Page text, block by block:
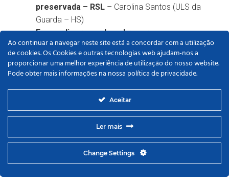
preservada – RSL – Carolina Santos (ULS da
Guarda – HS)
Ecocardiograma de sobrecarga – o seu
valor nas insuficiências mitrais– Mariana
Pinto (ULS São João – CHUSJ)
Carga de doença aterosclerótica nos
– Mariana Gomes (ESALD –
IPCB)
Variação do hematócrito e das plaquetas
em doentes submetidos a cirurgia de
– Beatriz Pereira (ESS
Ao continuar a navegar neste site está a concordar com a utilização
de cookies. Os Cookies e outras tecnologias web ajudam-nos a
proporcionar uma melhor experiência de utilização do nosso website.
Pode obter mais informações na nossa política de privacidade.
Aceitar
Ler mais
Change Settings